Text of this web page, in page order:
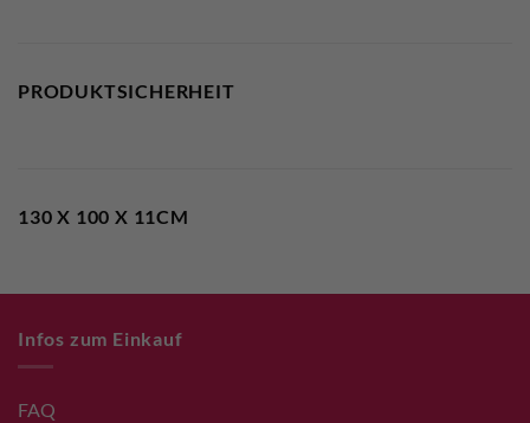
PRODUKTSICHERHEIT
130 X 100 X 11CM
Infos zum Einkauf
FAQ